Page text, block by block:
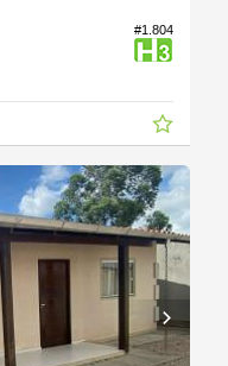
#1.804